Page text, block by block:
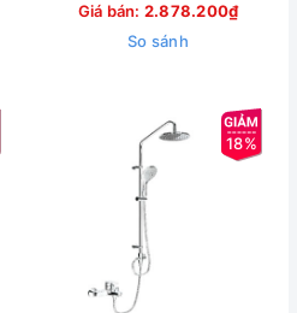
Giá bán: 2.878.200₫
So sánh
18%